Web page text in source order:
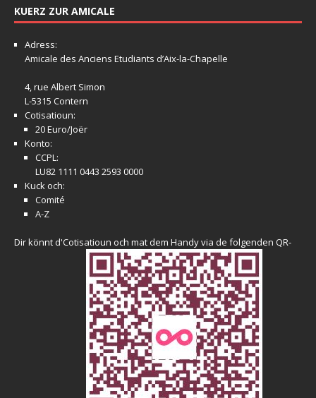
KUERZ ZUR AMICALE
Adress:
Amicale des Anciens Etudiants d’Aix-la-Chapelle
4, rue Albert Simon
L-5315 Contern
Cotisatioun:
20 Euro/Joër
Konto:
CCPL:
LU82 1111 0443 2593 0000
Kuck och:
Comité
A-Z
Dir könnt d'Cotisatioun och mat dem Handy via de folgenden QR-